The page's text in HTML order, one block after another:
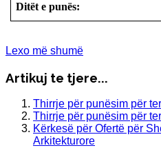
Ditët e punës:
Lexo më shumë
Artikuj te tjere...
Thirrje për punësim për
Thirrje për punësim për
Kërkesë për Ofertë për
Arkitekturore